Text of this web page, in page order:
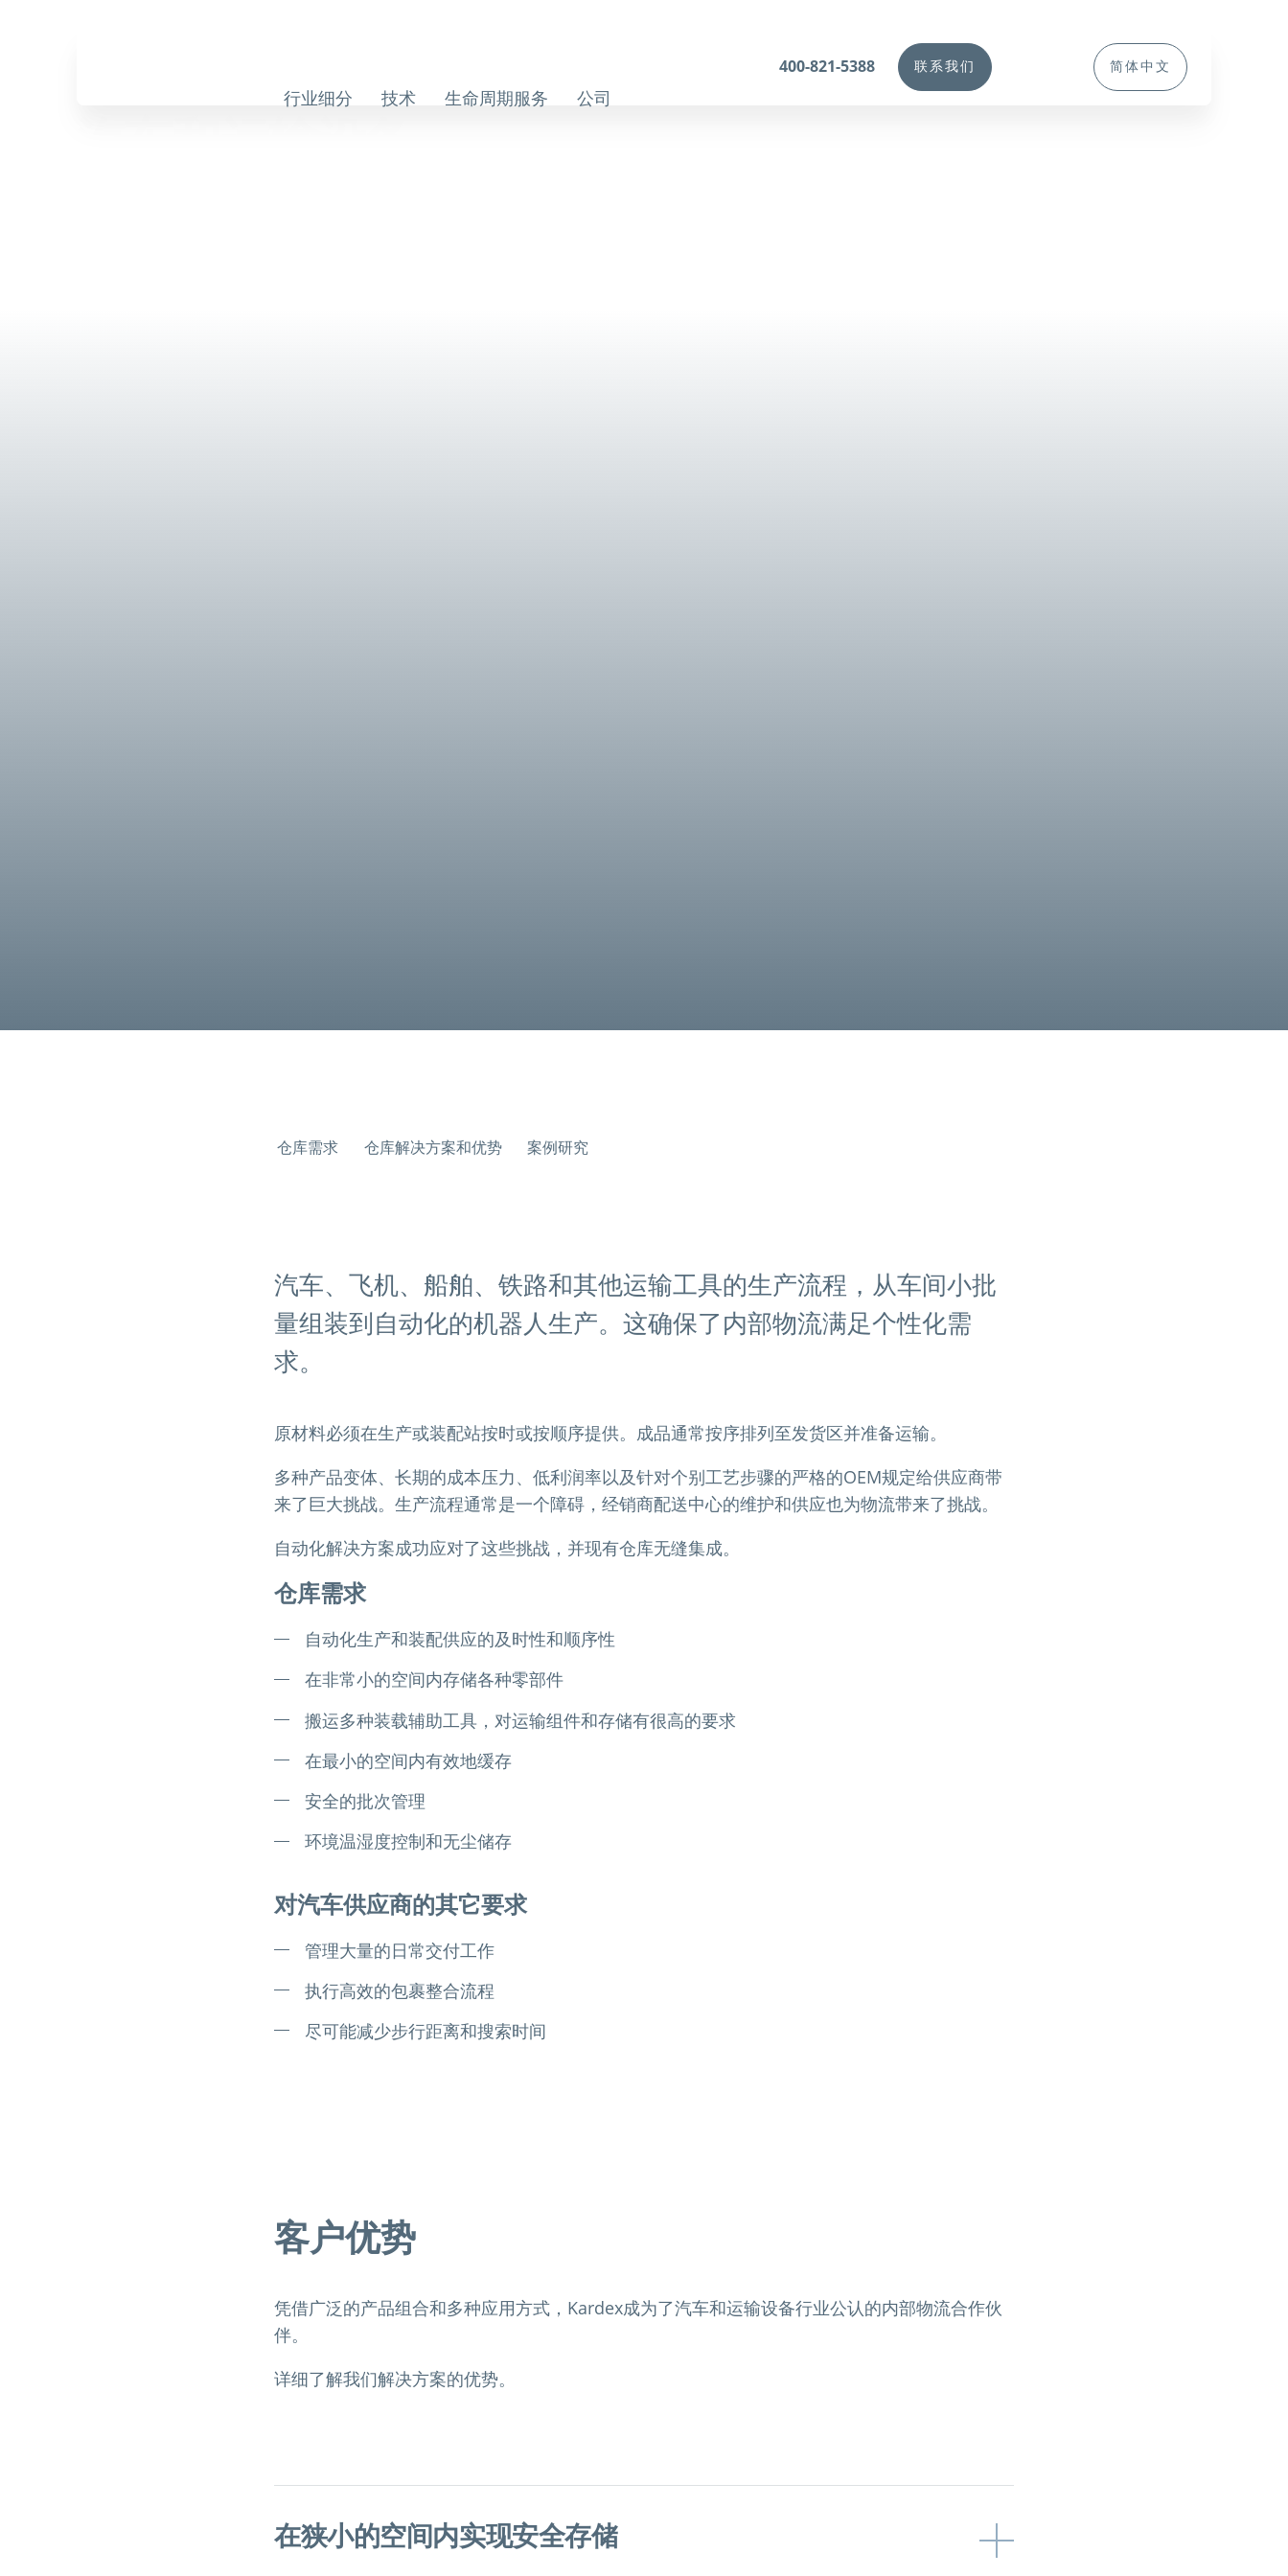
行业细分 技术 生命周期服务 公司
简体中文
联系我们
400-821-5388
仓库需求 仓库解决方案和优势 案例研究
汽车、飞机、船舶、铁路和其他运输工具的生产流程，从车间小批
量组装到自动化的机器人生产。这确保了内部物流满足个性化需
求。
原材料必须在生产或装配站按时或按顺序提供。成品通常按序排列至发货区并准备运输。
多种产品变体、长期的成本压力、低利润率以及针对个别工艺步骤的严格的OEM规定给供应商带
来了巨大挑战。生产流程通常是一个障碍，经销商配送中心的维护和供应也为物流带来了挑战。
自动化解决方案成功应对了这些挑战，并现有仓库无缝集成。
仓库需求
自动化生产和装配供应的及时性和顺序性
在非常小的空间内存储各种零部件
搬运多种装载辅助工具，对运输组件和存储有很高的要求
在最小的空间内有效地缓存
安全的批次管理
环境温湿度控制和无尘储存
对汽车供应商的其它要求
管理大量的日常交付工作
执行高效的包裹整合流程
尽可能减少步行距离和搜索时间
客户优势
凭借广泛的产品组合和多种应用方式，Kardex成为了汽车和运输设备行业公认的内部物流合作伙
伴。
详细了解我们解决方案的优势。
在狭小的空间内实现安全存储